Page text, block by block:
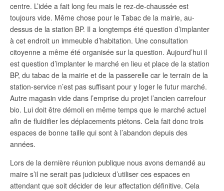
centre. L’idée a fait long feu mais le rez-de-chaussée est
toujours vide. Même chose pour le Tabac de la mairie, au-
dessus de la station BP. Il a longtemps été question d’implanter
à cet endroit un immeuble d’habitation. Une consultation
citoyenne a même été organisée sur la question. Aujourd’hui il
est question d’implanter le marché en lieu et place de la station
BP, du tabac de la mairie et de la passerelle car le terrain de la
station-service n’est pas suffisant pour y loger le futur marché.
Autre magasin vide dans l’emprise du projet l’ancien carrefour
bio. Lui doit être démoli en même temps que le marché actuel
afin de fluidifier les déplacements piétons. Cela fait donc trois
espaces de bonne taille qui sont à l’abandon depuis des
années.
Lors de la dernière réunion publique nous avons demandé au
maire s’il ne serait pas judicieux d’utiliser ces espaces en
attendant que soit décider de leur affectation définitive. Cela